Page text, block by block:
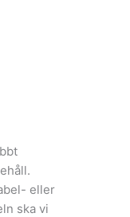
eller
ska vi